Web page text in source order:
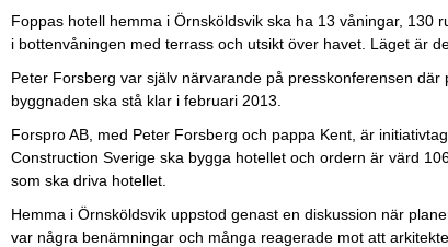
Foppas hotell hemma i Örnsköldsvik ska ha 13 våningar, 130
i bottenvåningen med terrass och utsikt över havet. Läget är
Peter Forsberg var själv närvarande på presskonferensen
byggnaden ska stå klar i februari 2013.
Forspro AB, med Peter Forsberg och pappa Kent, är
Construction Sverige ska bygga hotellet och ordern är värd
som ska driva hotellet.
Hemma i Örnsköldsvik uppstod genast en diskussion när
var några benämningar och många reagerade mot att